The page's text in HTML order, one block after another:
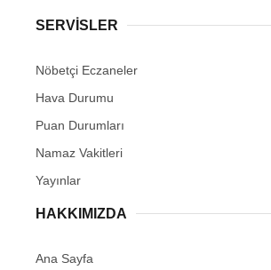
SERVİSLER
Nöbetçi Eczaneler
Hava Durumu
Puan Durumları
Namaz Vakitleri
Yayınlar
HAKKIMIZDA
Ana Sayfa